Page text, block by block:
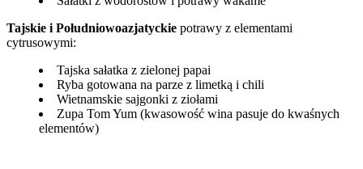
Tajskie i Południowoazjatyckie potrawy z elementami
cytrusowymi:
Tajska sałatka z zielonej papai
Ryba gotowana na parze z limetką i chili
Wietnamskie sajgonki z ziołami
Zupa Tom Yum (kwasowość wina pasuje do kwaśnych
elementów)